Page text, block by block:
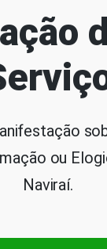
ou
Naviraí.